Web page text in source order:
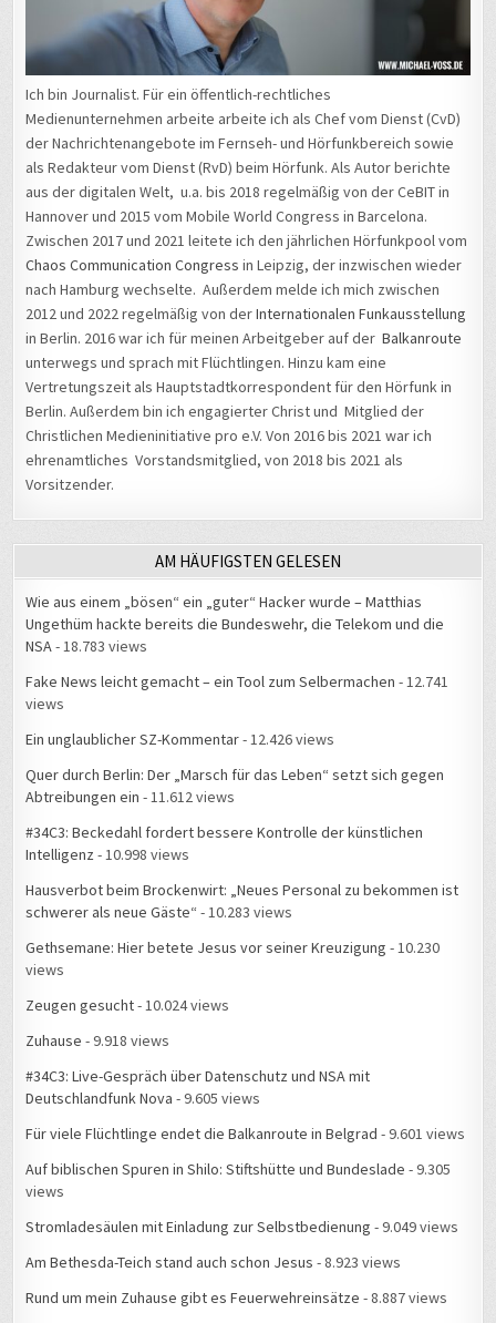
Ich bin Journalist. Für ein öffentlich-rechtliches
Medienunternehmen arbeite arbeite ich als Chef vom Dienst (CvD)
der Nachrichtenangebote im Fernseh- und Hörfunkbereich sowie
als Redakteur vom Dienst (RvD) beim Hörfunk. Als Autor berichte
aus der digitalen Welt, u.a. bis 2018 regelmäßig von der CeBIT in
Hannover und 2015 vom Mobile World Congress in Barcelona.
Zwischen 2017 und 2021 leitete ich den jährlichen Hörfunkpool vom
Chaos Communication Congress in Leipzig, der inzwischen wieder
nach Hamburg wechselte. Außerdem melde ich mich zwischen
2012 und 2022 regelmäßig von derInternationalen Funkausstellung
in Berlin. 2016 war ich für meinen Arbeitgeber auf derBalkanroute
unterwegs und sprach mit Flüchtlingen. Hinzu kam eine
Vertretungszeit als Hauptstadtkorrespondent für den Hörfunk in
Berlin. Außerdem bin ich engagierter Christ und Mitglied der
Christlichen Medieninitiative pro e.V. Von 2016 bis 2021 war ich
ehrenamtliches Vorstandsmitglied, von 2018 bis 2021 als
Vorsitzender.
AM HÄUFIGSTEN GELESEN
Wie aus einem „bösen“ ein „guter“ Hacker wurde – Matthias
Ungethüm hackte bereits die Bundeswehr, die Telekom und die
NSA- 18.783 views
Fake News leicht gemacht – ein Tool zum Selbermachen - 12.741
views
Ein unglaublicher SZ-Kommentar- 12.426 views
Quer durch Berlin: Der „Marsch für das Leben“ setzt sich gegen
Abtreibungen ein - 11.612 views
#34C3: Beckedahl fordert bessere Kontrolle der künstlichen
Intelligenz - 10.998 views
Hausverbot beim Brockenwirt: „Neues Personal zu bekommen ist
schwerer als neue Gäste“ - 10.283 views
Gethsemane: Hier betete Jesus vor seiner Kreuzigung - 10.230
views
Zeugen gesucht- 10.024 views
Zuhause - 9.918 views
#34C3: Live-Gespräch über Datenschutz und NSA mit
Deutschlandfunk Nova - 9.605 views
Für viele Flüchtlinge endet die Balkanroute in Belgrad - 9.601 views
Auf biblischen Spuren in Shilo: Stiftshütte und Bundeslade - 9.305
views
Stromladesäulen mit Einladung zur Selbstbedienung - 9.049 views
Am Bethesda-Teich stand auch schon Jesus - 8.923 views
Rund um mein Zuhause gibt es Feuerwehreinsätze - 8.887 views